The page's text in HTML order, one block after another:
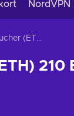
NordVPN
Crypto Voucher (ETH) 210 EUR Key GLOBAL
210